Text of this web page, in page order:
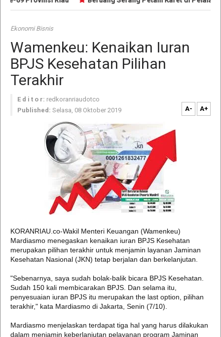
Ekonomi Bisnis
Wamenkeu: Kenaikan Iuran
BPJS Kesehatan Pilihan
Terakhir
E d i t o r: redkoranriaudotco
Published: Selasa, 08 Oktober 2019 A- A+
KORANRIAU.co-Wakil Menteri Keuangan (Wamenkeu)
Mardiasmo menegaskan kenaikan iuran BPJS Kesehatan
merupakan pilihan terakhir untuk menjamin layanan Jaminan
Kesehatan Nasional (JKN) tetap berjalan dan berkelanjutan.
"Sebenarnya, saya sudah bolak-balik bicara BPJS Kesehatan.
Sudah 150 kali membicarakan BPJS. Dan selama itu,
penyesuaian iuran BPJS itu merupakan the last option, pilihan
terakhir," kata Mardiasmo di Jakarta, Senin (7/10).
Mardiasmo menjelaskan terdapat tiga hal yang harus dilakukan
dalam menjamin keberlanjutan pelayanan program Jaminan